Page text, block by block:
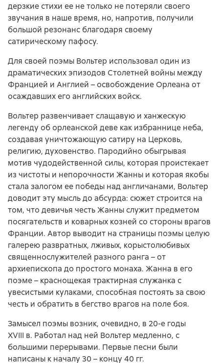
дерзкие стихи ее не только не потеряли своего
звучания в наше время, но, напротив, получили
большой резонанс благодаря своему
сатирическому пафосу.
Для своей поэмы Вольтер использовал один из
драматических эпизодов Столетней войны между
Францией и Англией – освобождение Орлеана от
осаждавших его английских войск.
Вольтер развенчивает слащавую и ханжескую
легенду об орлеанской деве как избраннице неба,
создавая уничтожающую сатиру на Церковь,
религию, духовенство. Пародийно обыгрывая
мотив чудодейственной силы, которая проистекает
из чистоты и непорочности Жанны и которая якобы
стала залогом ее победы над англичанами, Вольтер
доводит эту мысль до абсурда: сюжет строится на
том, что девичья честь Жанны служит предметом
посягательств и коварных козней со стороны врагов
Франции. Автор выводит на страницы поэмы целую
галерею развратных, лживых, корыстолюбивых
священнослужителей разного ранга – от
архиепископа до простого монаха. Жанна в его
поэме – краснощекая трактирная служанка с
увесистыми кулаками, способная постоять за свою
честь и обратить в бегство врагов на поле боя.
Замысел поэмы возник, очевидно, в 20-е годы
XVIII в. Работал над ней Вольтер медленно, с
большими перерывами. Первые песни были
написаны к началу 30 – концу 40 гг.